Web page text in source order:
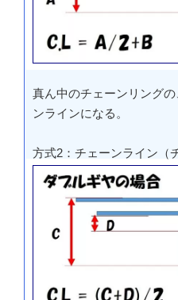
真ん中のチェーンリング
ンラインになる。
方式2：チェーンライン（